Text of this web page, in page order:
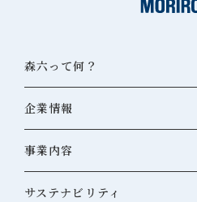
森六って何？
企業情報
事業内容
サステナビリティ